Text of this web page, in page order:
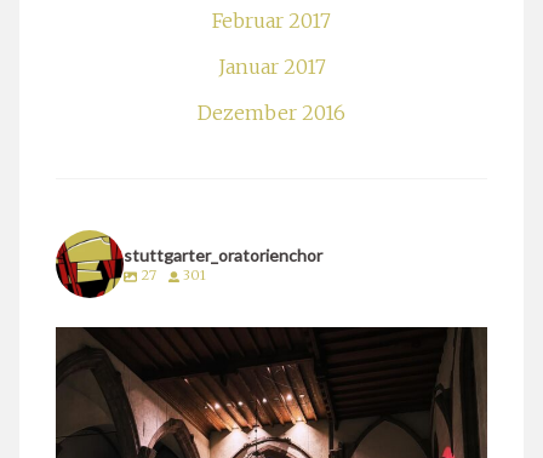
Februar 2017
Januar 2017
Dezember 2016
stuttgarter_oratorienchor
27 301
stuttgarter_oratorienchor
März 24